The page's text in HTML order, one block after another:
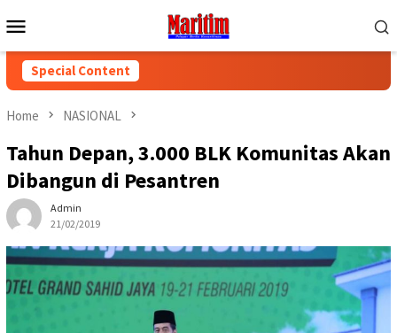
to
Menu
Special Content
Home NASIONAL
Tahun Depan, 3.000 BLK Komunitas Akan
Dibangun di Pesantren
Admin
21/02/2019